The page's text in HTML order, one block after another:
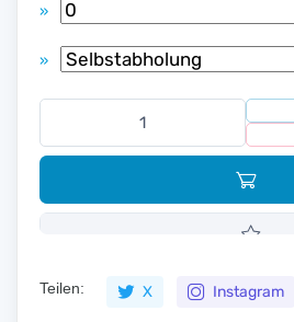
»
»
Teilen: X Instagram